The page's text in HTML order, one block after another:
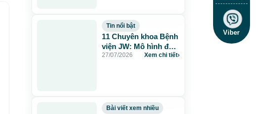
Tin nổi bật
11 Chuyên khoa Bệnh
viện JW: Mô hình đa
khoa chuẩn Hàn chăm
27/07/2026 Xem chi tiết›
Bài viết xem nhiều
Viber